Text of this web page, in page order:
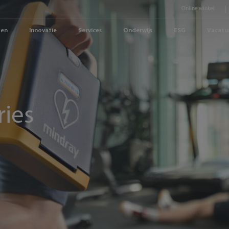
Innovatie Services Onderwijs ESG
Online winkel